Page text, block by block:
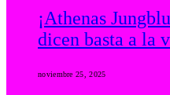
¡Athenas
dicen basta a la
noviembre 25, 2025